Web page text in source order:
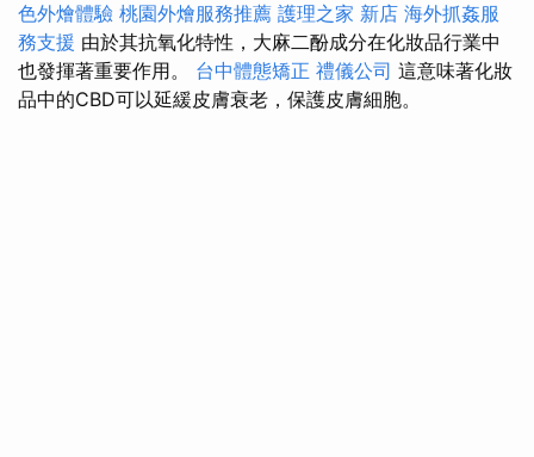
色外燴體驗 桃園外燴服務推薦 護理之家 新店 海外抓姦服
務支援 由於其抗氧化特性，大麻二酚成分在化妝品行業中
也發揮著重要作用。 台中體態矯正 禮儀公司 這意味著化妝
品中的CBD可以延緩皮膚衰老，保護皮膚細胞。